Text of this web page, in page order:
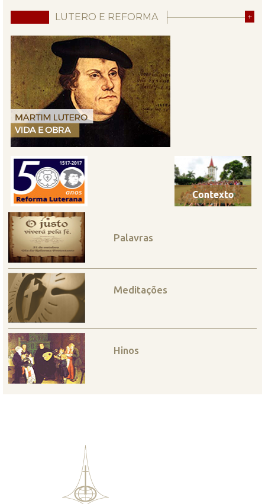
LUTERO E REFORMA +
Palavras
Meditações
Hinos